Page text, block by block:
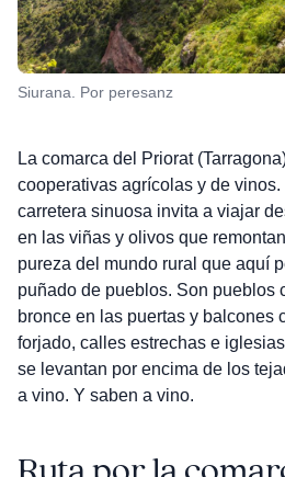
Siurana. Por peresanz
La comarca del Priorat
cooperativas agrícolas y de
carretera sinuosa invita a viajar
en las viñas y olivos que
pureza del mundo rural que aquí
puñado de pueblos. Son pueblos
bronce en las puertas y balcones
forjado, calles estrechas e
se levantan por encima de los
a vino. Y saben a vino.